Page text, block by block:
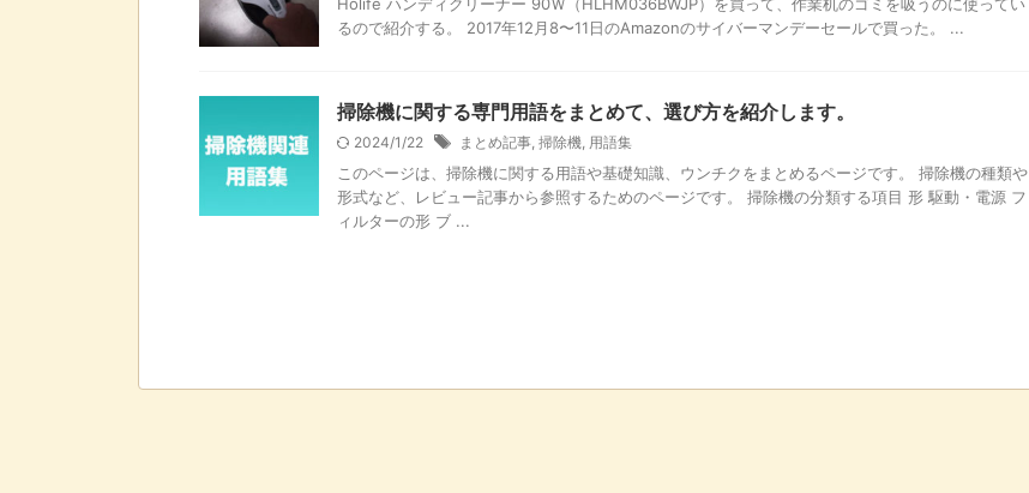
るので紹介する。 2017年12月8〜11日のAmazonのサイバーマンデーセールで買った。 ...
掃除機に関する専門用語をまとめて、選び方を紹介します。
2024/1/22 まとめ記事, 掃除機, 用語集
このページは、掃除機に関する用語や基礎知識、ウンチクをまとめるページです。 掃除機の種類や
形式など、レビュー記事から参照するためのページです。 掃除機の分類する項目 形 駆動・電源 フ
ィルターの形 ブ ...